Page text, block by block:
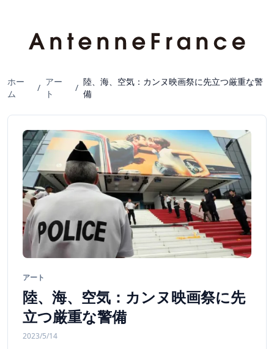
ホー
ム
/
アー
ト
/
陸、海、空気：カンヌ映画祭に先立つ厳重な警
備
アート
陸、海、空気：カンヌ映画祭に先
立つ厳重な警備
2023/5/14